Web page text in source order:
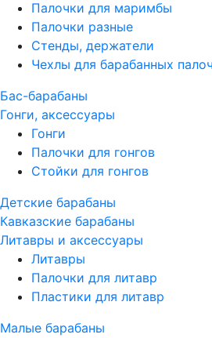
Палочки для маримбы
Палочки разные
Стенды, держатели
Чехлы для барабанных
Бас-барабаны
Гонги, аксессуары
Гонги
Палочки для гонгов
Стойки для гонгов
Детские барабаны
Кавказские барабаны
Литавры и аксессуары
Литавры
Палочки для литавр
Пластики для литавр
Малые барабаны